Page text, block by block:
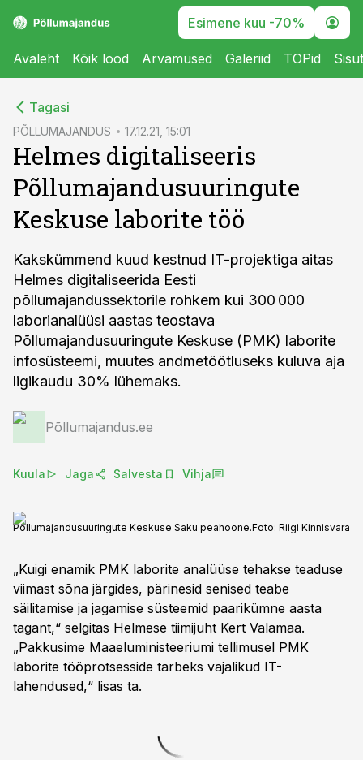
Esimene kuu -70%
Avaleht Kõik lood Arvamused Galeriid TOPid
Tagasi
PÕLLUMAJANDUS 17.12.21, 15:01
Helmes digitaliseeris
Põllumajandusuuringute
Keskuse laborite töö
Kakskümmend kuud kestnud IT-projektiga aitas
Helmes digitaliseerida Eesti
põllumajandussektorile rohkem kui 300 000
laborianalüüsi aastas teostava
Põllumajandusuuringute Keskuse (PMK) laborite
infosüsteemi, muutes andmetöötluseks kuluva aja
ligikaudu 30% lühemaks.
Põllumajandus.ee
Kuula Jaga Salvesta Vihja
Põllumajandusuuringute Keskuse Saku peahoone.Foto: Riigi Kinnisvara
„Kuigi enamik PMK laborite analüüse tehakse teaduse
viimast sõna järgides, pärinesid senised teabe
säilitamise ja jagamise süsteemid paarikümne aasta
tagant,“ selgitas Helmese tiimijuht Kert Valamaa.
„Pakkusime Maaeluministeeriumi tellimusel PMK
laborite tööprotsesside tarbeks vajalikud IT-
lahendused,“ lisas ta.